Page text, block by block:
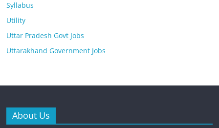
Syllabus
Utility
Uttar Pradesh Govt Jobs
Uttarakhand Government Jobs
About Us